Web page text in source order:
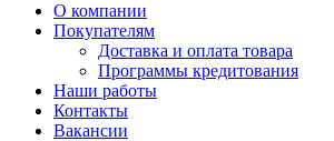
О компании
Покупателям
Доставка и оплата товара
Программы кредитования
Наши работы
Контакты
Вакансии